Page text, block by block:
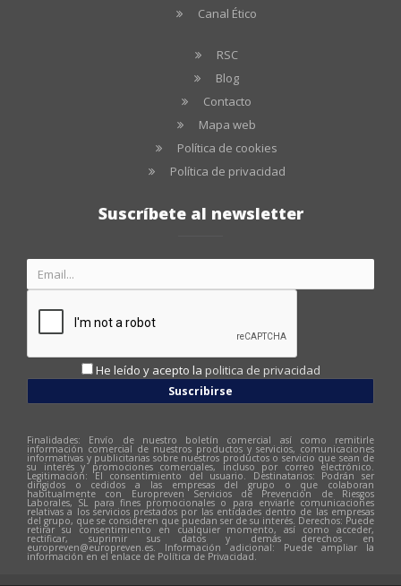
Canal Ético
RSC
Blog
Contacto
Mapa web
Política de cookies
Política de privacidad
Suscríbete al newsletter
He leído y acepto la politica de privacidad
Suscribirse
Finalidades: Envío de nuestro boletín comercial así como remitirle
información comercial de nuestros productos y servicios, comunicaciones
informativas y publicitarias sobre nuestros productos o servicio que sean de
su interés y promociones comerciales, incluso por correo electrónico.
Legitimación: El consentimiento del usuario. Destinatarios: Podrán ser
dirigidos o cedidos a las empresas del grupo o que colaboran
habitualmente con Europreven Servicios de Prevención de Riesgos
Laborales, SL para fines promocionales o para enviarle comunicaciones
relativas a los servicios prestados por las entidades dentro de las empresas
del grupo, que se consideren que puedan ser de su interés. Derechos: Puede
retirar su consentimiento en cualquier momento, así como acceder,
rectificar, suprimir sus datos y demás derechos en
europreven@europreven.es. Información adicional: Puede ampliar la
información en el enlace de Política de Privacidad.